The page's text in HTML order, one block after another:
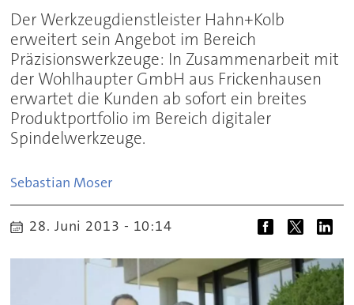
Der Werkzeugdienstleister Hahn+Kolb
erweitert sein Angebot im Bereich
Präzisionswerkzeuge: In Zusammenarbeit mit
der Wohlhaupter GmbH aus Frickenhausen
erwartet die Kunden ab sofort ein breites
Produktportfolio im Bereich digitaler
Spindelwerkzeuge.
Sebastian Moser
28. Juni 2013 - 10:14